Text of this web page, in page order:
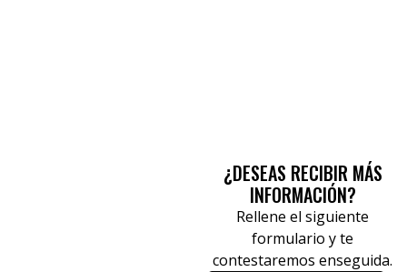
¿DESEAS RECIBIR MÁS
INFORMACIÓN?
Rellene el siguiente
formulario y te
contestaremos enseguida.